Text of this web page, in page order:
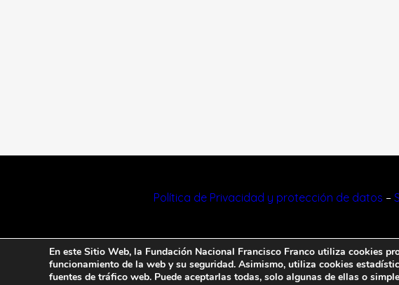
Política de Privacidad y protección de datos –
© 2023
En este Sitio Web, la Fundación Nacional Francisco Franco utiliza cookies
funcionamiento de la web y su seguridad. Asimismo, utiliza cookies
fuentes de tráfico web. Puede aceptarlas todas, solo algunas de ellas o